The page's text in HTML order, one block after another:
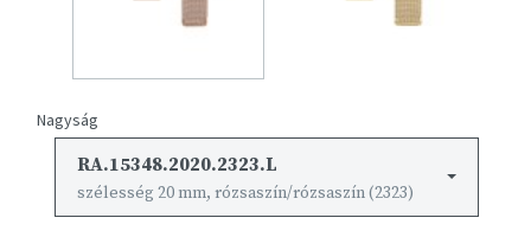
Nagyság
RA.15348.2020.2323.L
szélesség 20 mm, rózsaszín/rózsaszín (2323)